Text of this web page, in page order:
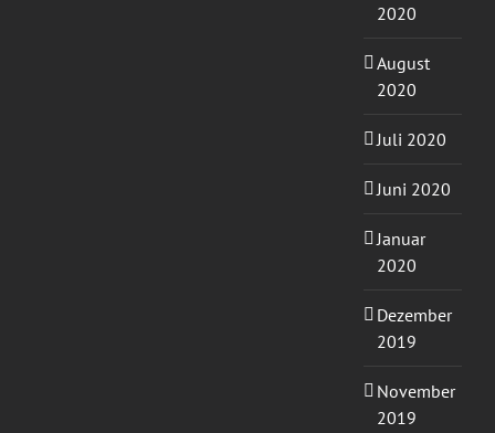
2020
August
2020
Juli 2020
Juni 2020
Januar
2020
Dezember
2019
November
2019